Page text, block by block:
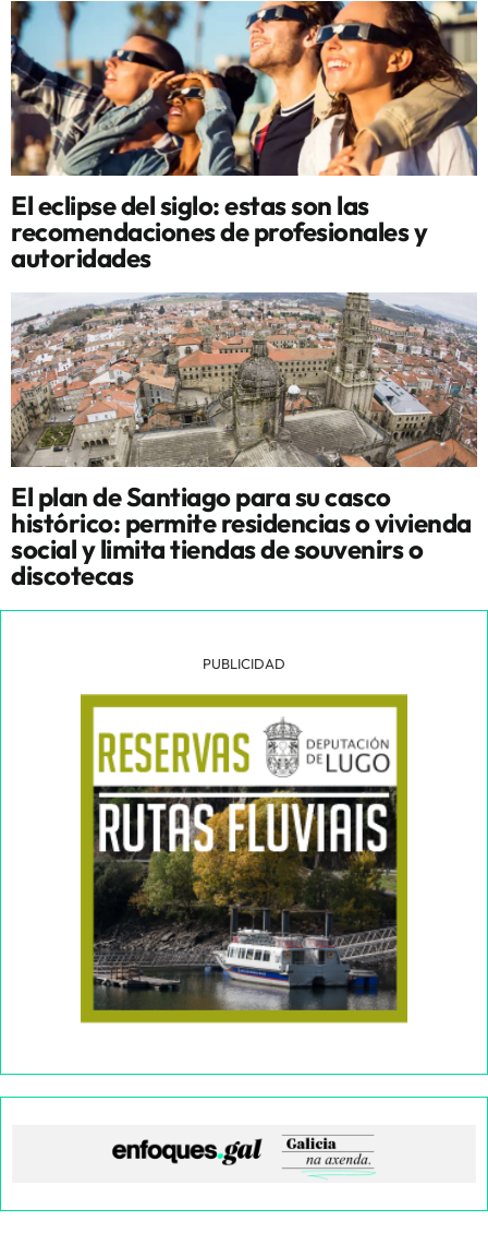
El eclipse del siglo: estas son las
recomendaciones de profesionales y
autoridades
El plan de Santiago para su casco
histórico: permite residencias o vivienda
social y limita tiendas de souvenirs o
discotecas
PUBLICIDAD